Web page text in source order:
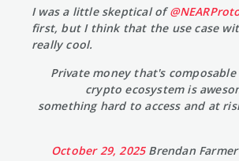
I was a little skeptical of
first, but I think that the use case
really cool.
Private money that's
crypto ecosystem is
something hard to access and at
October 29, 2025